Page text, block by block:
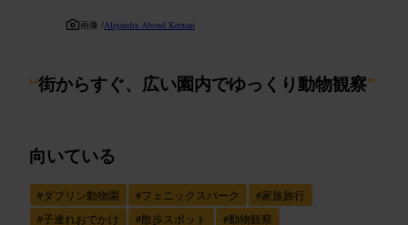
画像 /Alejandra Aboud Keenan
“街からすぐ、広い園内でゆっくり動物観察”
向いている
#ダブリン動物園 #フェニックスパーク #家族旅行
#子連れおでかけ #散歩スポット #動物観察